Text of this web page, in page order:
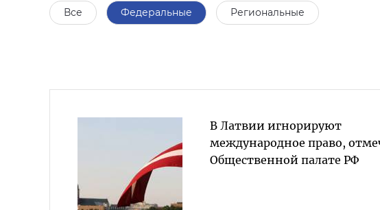
Все Федеральные Региональные
В Латвии игнорируют
международное право,
Общественной палате РФ